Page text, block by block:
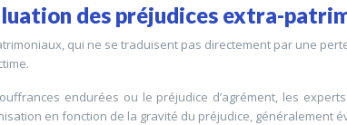
des préjudices extra-
qui ne se traduisent pas directement par une
endurées ou le préjudice d’agrément, les
en fonction de la gravité du préjudice, généralement